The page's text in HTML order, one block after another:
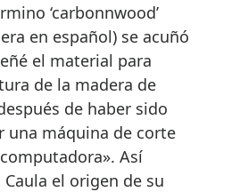
‘carbonnwood’
en español) se acuñó
el material para
de la madera de
de haber sido
una máquina de corte
Así
el origen de su